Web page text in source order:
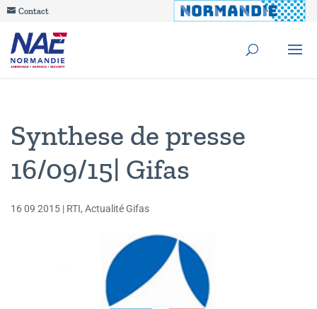
Contact
Synthese de presse
16/09/15| Gifas
16 09 2015 | RTI, Actualité Gifas